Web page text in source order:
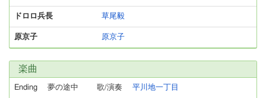
ドロロ兵長 草尾毅
原京子 原京子
楽曲
Ending 夢の途中 歌/演奏 平川地一丁目